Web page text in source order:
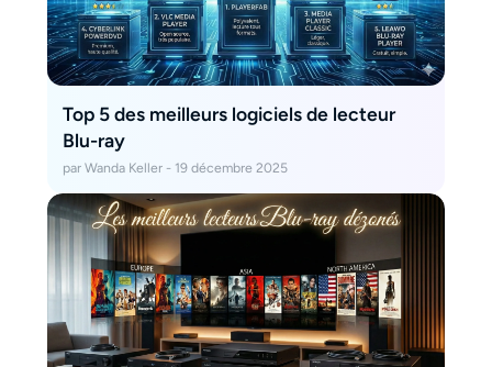
Top 5 des meilleurs logiciels de lecteur
Blu-ray
par Wanda Keller - 19 décembre 2025